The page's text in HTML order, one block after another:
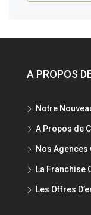
A PROPOS
Notre
A Propos de
Nos Agences
La Franchise
Les Offres